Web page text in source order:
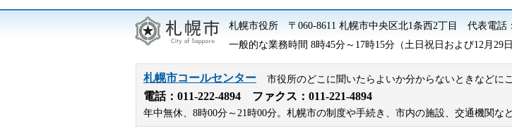
札幌市役所 〒060-8611 札幌市中央区北1条西2丁目 代表電話
一般的な業務時間 8時45分～17時15分（土日祝日および12月
札幌市コールセンター 市役所のどこに聞いたらよいか分からないときなどに
電話： 011-222-4894 ファクス：011-221-4894
年中無休、8時00分～21時00分。札幌市の制度や手続き、市内の施設、交通機関な